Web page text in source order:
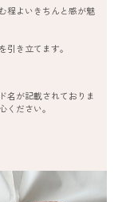
程よいきちんと感が魅
き立てます。
名が記載されておりま
ださい。